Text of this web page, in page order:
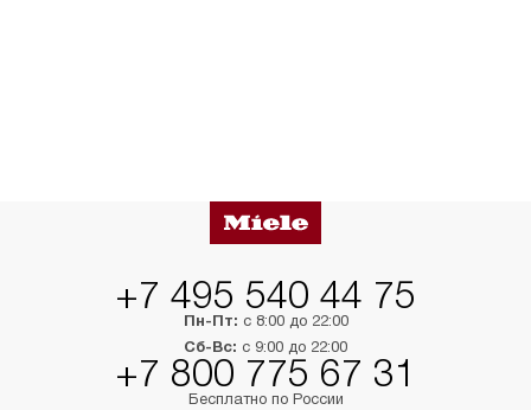
+7 495 540 44 75
Пн-Пт: с 8:00 до 22:00
Сб-Вс: с 9:00 до 22:00
+7 800 775 67 31
Бесплатно по России